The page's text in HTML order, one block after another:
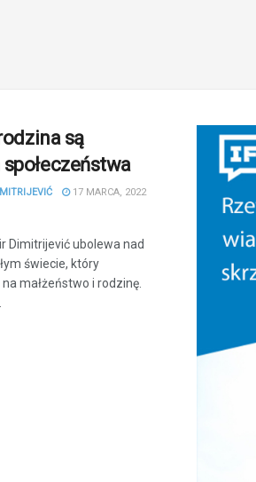
są
17 MARCA, 2022
Dimitrijević ubolewa nad
świecie, który
małżeństwo i rodzinę.